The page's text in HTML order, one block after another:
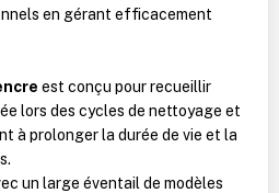
en gérant efficacement
est conçu pour recueillir
lors des cycles de nettoyage et
à prolonger la durée de vie et la
un large éventail de modèles